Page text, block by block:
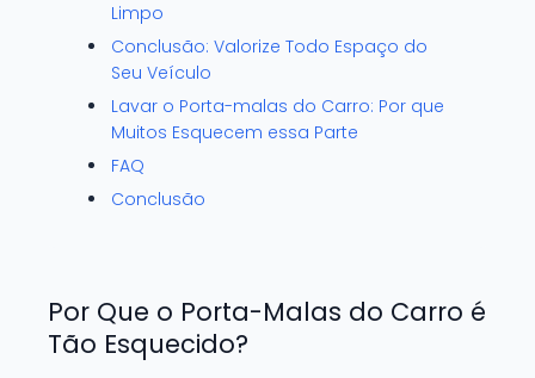
Limpo
Conclusão: Valorize Todo Espaço do
Seu Veículo
Lavar o Porta-malas do Carro: Por que
Muitos Esquecem essa Parte
FAQ
Conclusão
Por Que o Porta-Malas do Carro é
Tão Esquecido?